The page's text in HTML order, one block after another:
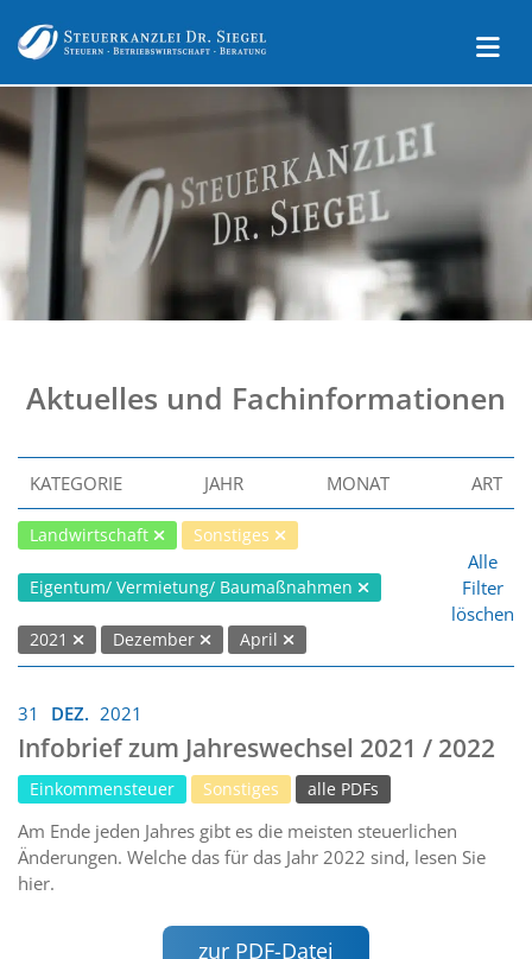
Aktuelles und Fachinformationen
KATEGORIE JAHR MONAT ART
Landwirtschaft Sonstiges
Eigentum/ Vermietung/ Baumaßnahmen
2021 Dezember April
Alle
Filter
löschen
31 DEZ. 2021
Infobrief zum Jahreswechsel 2021 / 2022
Einkommensteuer Sonstiges alle PDFs
Am Ende jeden Jahres gibt es die meisten steuerlichen
Änderungen. Welche das für das Jahr 2022 sind, lesen Sie
hier.
zur PDF-Datei